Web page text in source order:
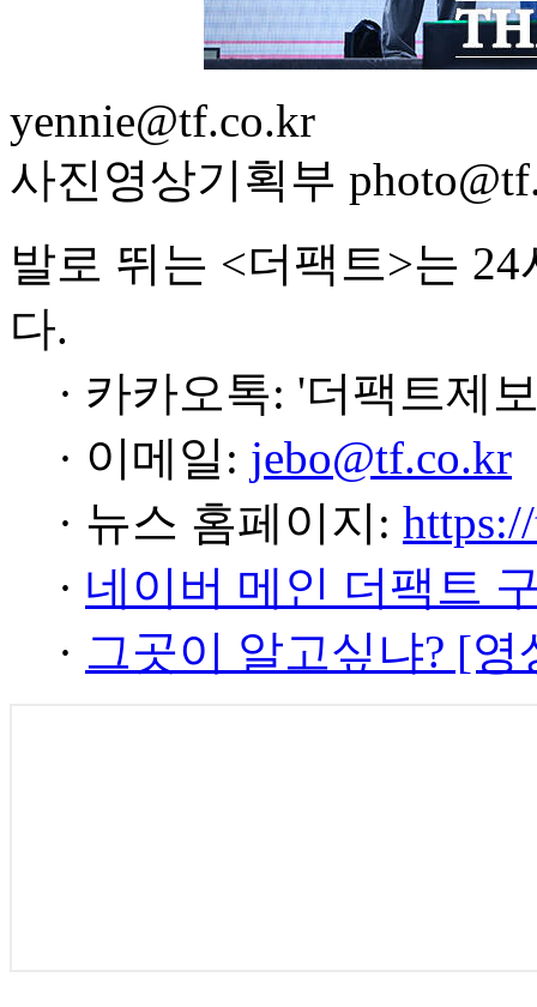
yennie@tf.co.kr
사진영상기획부
발로 뛰는 <더팩트>는
다.
· 카카오톡: '더팩트제
· 이메일: jebo@tf.co.kr
· 뉴스 홈페이지:
· 네이버 메인 더팩트
· 그곳이 알고싶냐? [